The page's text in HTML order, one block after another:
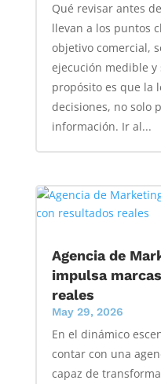
Qué revisar antes
llevan a los puntos
objetivo comercial,
ejecución medible y
propósito es que la
decisiones, no solo
información. Ir al...
Agencia de
impulsa
reales
May 29, 2026
En el dinámico
contar con una
capaz de